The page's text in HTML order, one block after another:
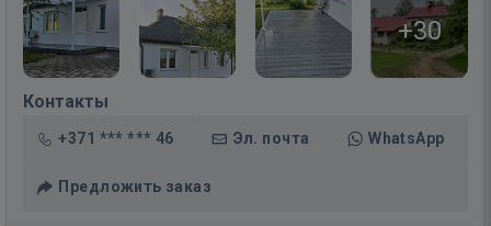
+30
Контакты
+371 *** *** 46 Эл. почта WhatsApp
Предложить заказ